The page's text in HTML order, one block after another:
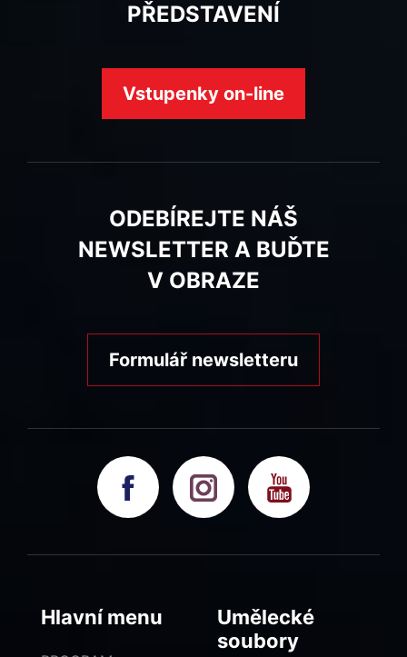
PŘEDSTAVENÍ
Vstupenky on-line
ODEBÍREJTE NÁŠ
NEWSLETTER A BUĎTE
V OBRAZE
Formulář newsletteru
Hlavní menu
Umělecké
soubory